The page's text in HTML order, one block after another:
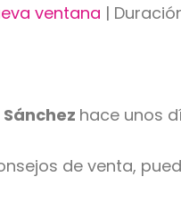
ventana |
hace unos
de venta,